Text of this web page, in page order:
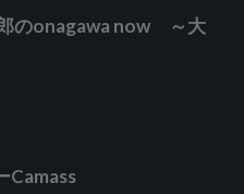
のonagawa now ～大
Camass